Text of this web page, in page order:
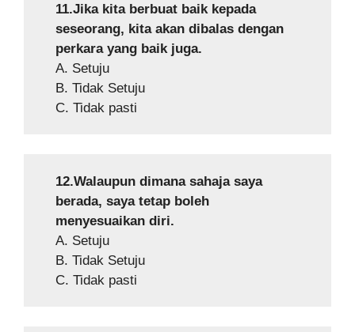
11.Jika kita berbuat baik kepada
seseorang, kita akan dibalas dengan
perkara yang baik juga.
A. Setuju
B. Tidak Setuju
C. Tidak pasti
12.Walaupun dimana sahaja saya
berada, saya tetap boleh
menyesuaikan diri.
A. Setuju
B. Tidak Setuju
C. Tidak pasti